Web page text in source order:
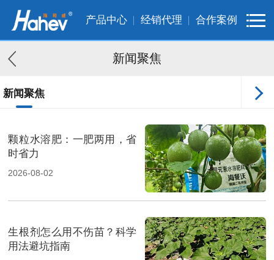
产品中心 经销代理 合作案例
新闻聚焦
新闻聚焦
颗粒水溶肥：一肥两用，省
时省力
2026-08-02
生根剂怎么用不伤苗？科学
用法避坑指南